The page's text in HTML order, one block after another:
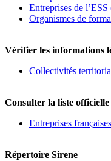
Entreprises de
Organismes de
Vérifier les informations
Collectivités
Consulter la liste
Entreprises
Répertoire Sirene